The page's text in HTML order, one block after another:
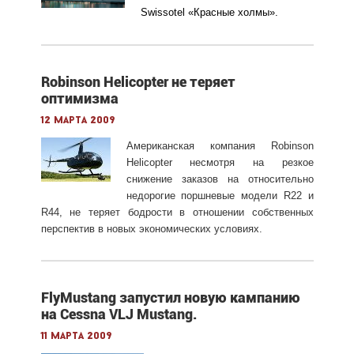
Swissotel «Красные холмы».
Robinson Helicopter не теряет
оптимизма
12 марта 2009
Американская компания Robinson
Helicopter несмотря на резкое
снижение заказов на относительно
недорогие поршневые модели R22 и
R44, не теряет бодрости в отношении собственных
перспектив в новых экономических условиях.
FlyMustang запустил новую кампанию
на Cessna VLJ Mustang.
11 марта 2009